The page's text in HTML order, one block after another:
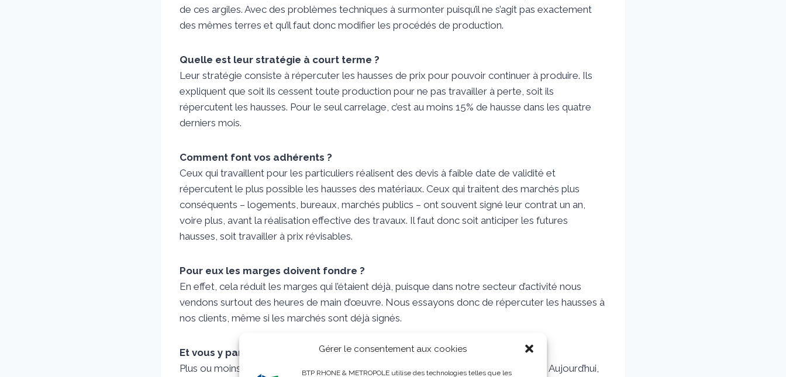
Gérer le consentement aux cookies
BTP RHONE & METROPOLE utilise des technologies telles que les
de ces argiles. Avec des problèmes techniques à surmonter puisqu’il ne s’agit pas exactement
des mêmes terres et qu’il faut donc modifier les procédés de production.
Quelle est leur stratégie à court terme ?
Leur stratégie consiste à répercuter les hausses de prix pour pouvoir continuer à produire. Ils
expliquent que soit ils cessent toute production pour ne pas travailler à perte, soit ils
répercutent les hausses. Pour le seul carrelage, c’est au moins 15% de hausse dans les quatre
derniers mois.
Comment font vos adhérents ?
Ceux qui travaillent pour les particuliers réalisent des devis à faible date de validité et
répercutent le plus possible les hausses des matériaux. Ceux qui traitent des marchés plus
conséquents – logements, bureaux, marchés publics – ont souvent signé leur contrat un an,
voire plus, avant la réalisation effective des travaux. Il faut donc soit anticiper les futures
hausses, soit travailler à prix révisables.
Pour eux les marges doivent fondre ?
En effet, cela réduit les marges qui l’étaient déjà, puisque dans notre secteur d’activité nous
vendons surtout des heures de main d’œuvre. Nous essayons donc de répercuter les hausses à
nos clients, même si les marchés sont déjà signés.
Et vous y parvenez ?
Plus ou moins. Dans les premiers mois, nous ne rencontrions pas d’oreille attentive. Aujourd’hui,